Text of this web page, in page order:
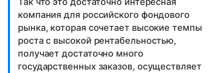
компания для российского фондового
рынка, которая сочетает высокие темпы
роста с высокой рентабельностью,
получает достаточно много
государственных заказов, осуществляет